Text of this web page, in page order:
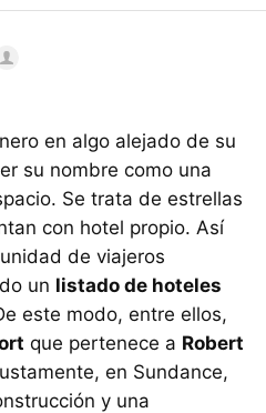
en algo alejado de su
su nombre como una
Se trata de estrellas
con hotel propio. Así
de viajeros
un listado de hoteles
este modo, entre ellos,
que pertenece a Robert
en Sundance,
y una